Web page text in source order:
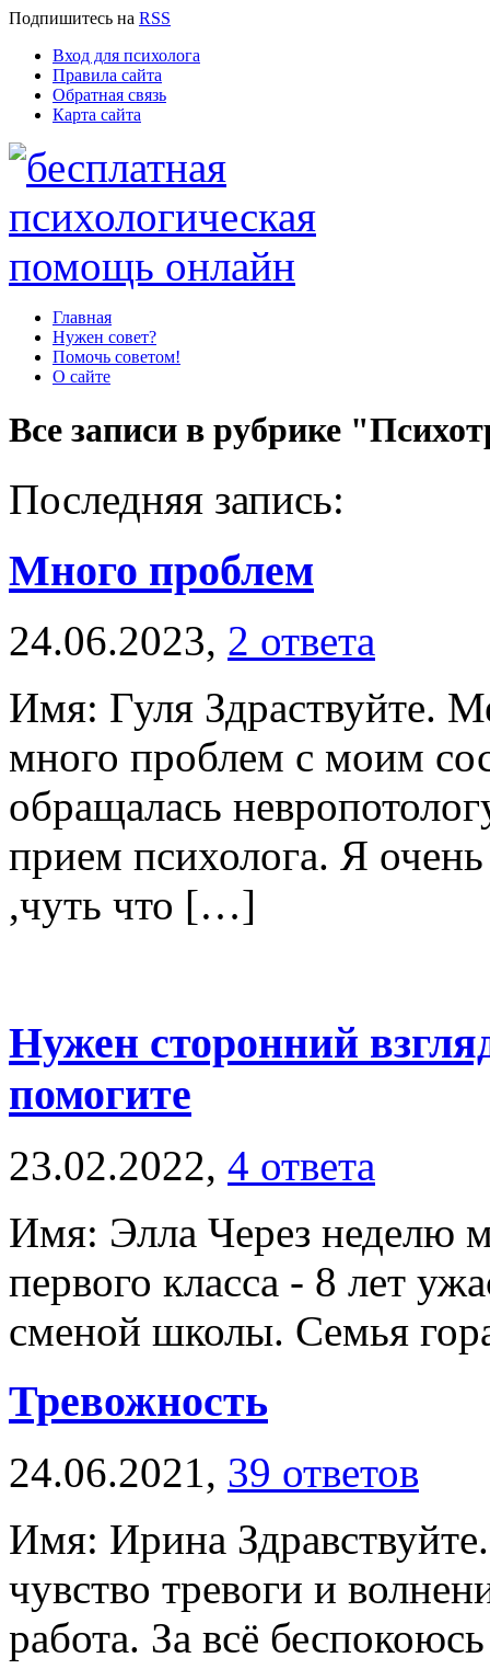
Подпишитесь на RSS
Вход для психолога
Правила сайта
Обратная связь
Карта сайта
Главная
Нужен совет?
Помочь советом!
О сайте
Все записи в рубрике
Последняя запись:
Много проблем
24.06.2023, 2 ответа
Имя: Гуля Здраствуйте.
много проблем с моим
обращалась
прием психолога. Я
,чуть что […]
Нужен сторонний
помогите
23.02.2022, 4 ответа
Имя: Элла Через неделю
первого класса - 8 лет
сменой школы. Семья
Тревожность
24.06.2021, 39 ответов
Имя: Ирина
чувство тревоги и
работа. За всё